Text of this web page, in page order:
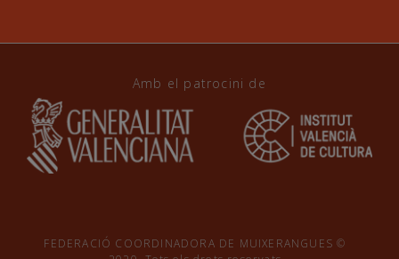
Amb el patrocini de
FEDERACIÓ COORDINADORA DE MUIXERANGUES ©